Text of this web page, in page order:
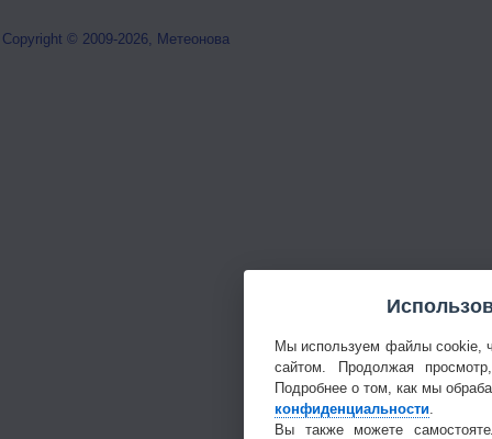
Copyright © 2009-2026, Метеонова
Мы используем файлы cookie,
сайтом. Продолжая
Подробнее о том, как мы
конфиденциальности
Вы также можете